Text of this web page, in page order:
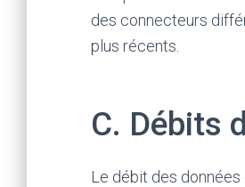
des connecteurs
plus récents.
C. Débits
Le débit des données